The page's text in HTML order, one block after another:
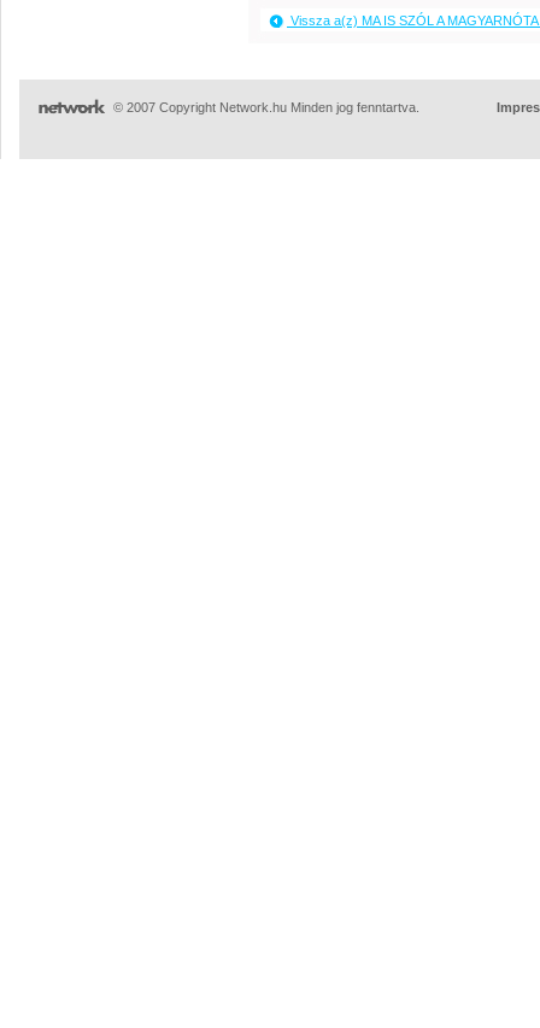
Vissza a(z) MA IS SZÓL A
© 2007 Copyright Network.hu Minden jog fenntartva.